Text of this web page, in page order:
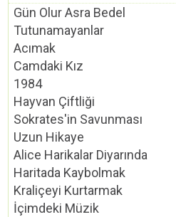
Gün Olur Asra Bedel
Tutunamayanlar
Acımak
Camdaki Kız
1984
Hayvan Çiftliği
Sokrates'in Savunması
Uzun Hikaye
Alice Harikalar Diyarında
Haritada Kaybolmak
Kraliçeyi Kurtarmak
İçimdeki Müzik